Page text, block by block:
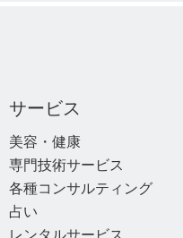
サービス
美容・健康
専門技術サービス
各種コンサルティング
占い
レンタルサービス